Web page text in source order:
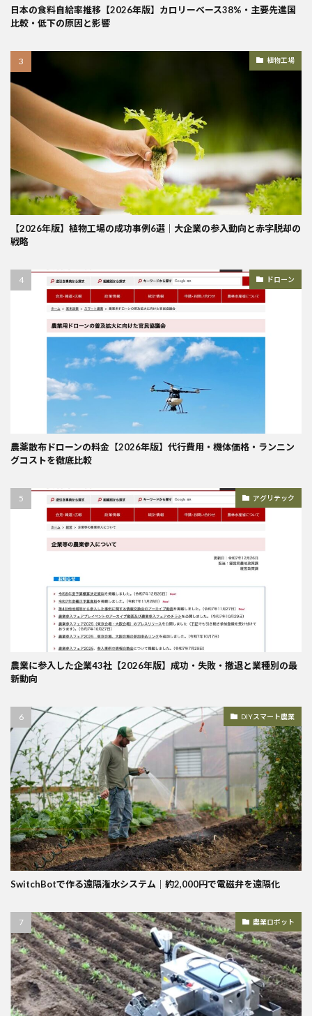
日本の食料自給率推移【2026年版】カロリーベース38%・主要先進国
比較・低下の原因と影響
植物工場
【2026年版】植物工場の成功事例6選｜大企業の参入動向と赤字脱却の
戦略
ドローン
農薬散布ドローンの料金【2026年版】代行費用・機体価格・ランニン
グコストを徹底比較
アグリテック
農業に参入した企業43社【2026年版】成功・失敗・撤退と業種別の最
新動向
DIYスマート農業
SwitchBotで作る遠隔潅水システム｜約2,000円で電磁弁を遠隔化
農業ロボット